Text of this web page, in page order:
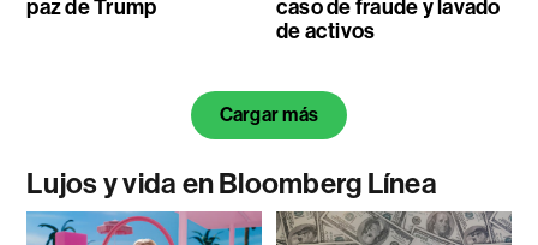
paz de Trump
caso de fraude y lavado
de activos
Cargar más
Lujos y vida en Bloomberg Línea